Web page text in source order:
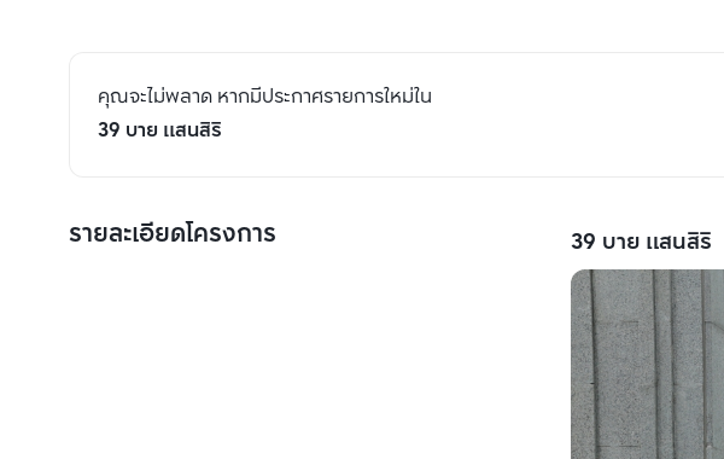
คุณจะไม่พลาด หากมีประกาศรายการใหม่ใน
39 บาย แสนสิริ
รายละเอียดโครงการ 39 บาย แสนสิริ